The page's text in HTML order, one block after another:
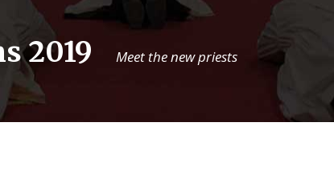
2019 Meet the new priests